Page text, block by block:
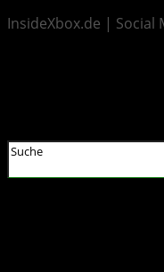
InsideXbox.de | Social